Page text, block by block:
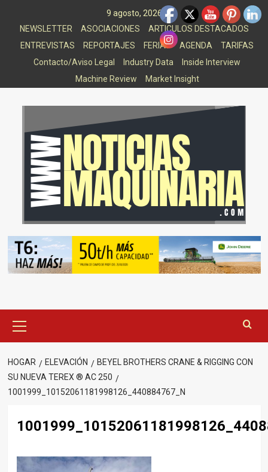
9 agosto, 2026
NEWSLETTER
ASOCIACIONES
ARTICULOS DESTACADOS
ENTREVISTAS
REPORTAJES FERIAS AGENDA
TARIFAS
Contacto/Aviso Legal
Industry Data
Inside Interview
Machine Review
Market Insight
principal
HOGAR ELEVACIÓN
BEYEL BROTHERS CRANE & RIGGING CON
SU NUEVA TEREX ® AC 250
1001999_10152061181998126_440884767_N